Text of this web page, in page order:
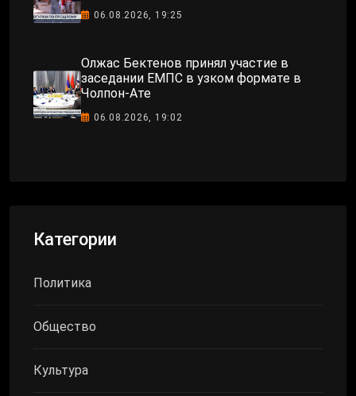
06.08.2026, 19:25
Олжас Бектенов принял участие в
заседании ЕМПС в узком формате в
Чолпон-Ате
06.08.2026, 19:02
Категории
Политика
Общество
Культура